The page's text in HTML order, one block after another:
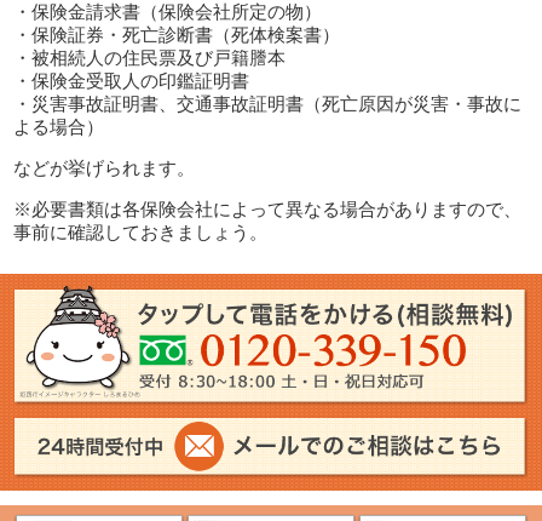
・保険金請求書（保険会社所定の物）
・保険証券・死亡診断書（死体検案書）
・被相続人の住民票及び戸籍謄本
・保険金受取人の印鑑証明書
・災害事故証明書、交通事故証明書（死亡原因が災害・事故に
よる場合）
などが挙げられます。
※必要書類は各保険会社によって異なる場合がありますので、
事前に確認しておきましょう。